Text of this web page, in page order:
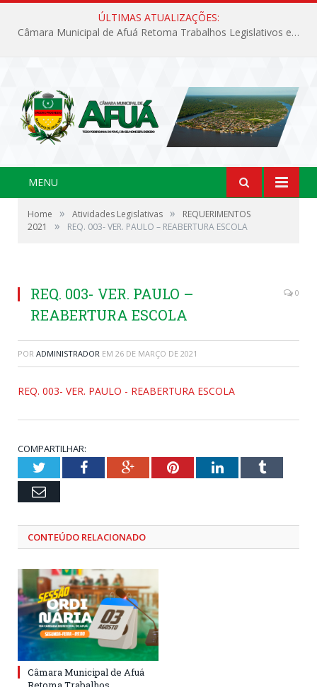
ÚLTIMAS ATUALIZAÇÕES:
Câmara Municipal de Afuá Retoma Trabalhos Legislativos em Sessão Ordinária
MENU
Home » Atividades Legislativas »
REQUERIMENTOS
2021
» REQ. 003- VER. PAULO – REABERTURA ESCOLA
REQ. 003- VER. PAULO –
REABERTURA ESCOLA
0
POR ADMINISTRADOR EM 26 DE MARÇO DE 2021
REQ. 003- VER. PAULO - REABERTURA ESCOLA
COMPARTILHAR:
TwitterFacebookGoogle+PinterestLinkedInTumblr
Email
CONTEÚDO RELACIONADO
Câmara Municipal de Afuá